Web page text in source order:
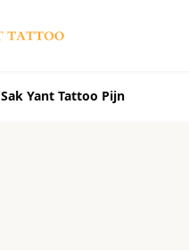
Sak Yant Tattoo Pijn